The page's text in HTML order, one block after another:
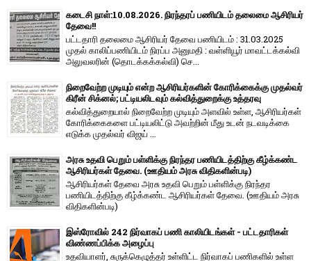
கடைசி நாள்:10.08.2026. நிரந்தரப் பணியிடம் தலைமை ஆசிரியர்
தேவை!!
பட்டதாரி தலைமை ஆசிரியர் தேவை பணியிடம் : 31.03.2025
முதல் காலிப்பணியிடம் நிரப்ப அனுமதி : வள்ளியூர் மாவட்டக்கல்வி
அலுவலரின் (தொடக்கக்கல்வி) செ...
நிறைவேற்ற முடியும் என்ற ஆசிரியர்களின் கோரிக்கைக்கு முதல்வர்
கிரீன் சிக்னல்; பட்டியலிடவும் கல்வித்துறைக்கு உத்தரவு
கல்வித்துறையால் நிறைவேற்ற முடியும் அளவில் உள்ள, ஆசிரியர்கள்
கோரிக்கைகளை பட்டியலிட்டு அவற்றின் மீது உடன் நடவடிக்கை
எடுக்க முதல்வர் விஜய் ...
அரசு உதவி பெறும் பள்ளிக்கு நிரந்தர பணியிடத்திற்கு கீழ்க்கண்ட
ஆசிரியர்கள் தேவை. (ஊதியம் அரசு விதிகளின்படி)
ஆசிரியர்கள் தேவை அரசு உதவி பெறும் பள்ளிக்கு நிரந்தர
பணியிடத்திற்கு கீழ்க்கண்ட ஆசிரியர்கள் தேவை. (ஊதியம் அரசு
விதிகளின்படி)
இஸ்ரோவில் 242 நிர்வாகப் பணி காலியிடங்கள் - பட்டதாரிகள்
விண்ணப்பிக்க அழைப்பு
உதவியாளர், சுருக்கெழுத்தர் உள்ளிட்ட நிர்வாகப் பணிகளில் உள்ள